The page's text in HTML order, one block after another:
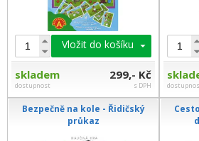
Vložit do košíku
skladem
dostupnost
299,- Kč
s DPH
Bezpečně na kole - Řidičský
průkaz